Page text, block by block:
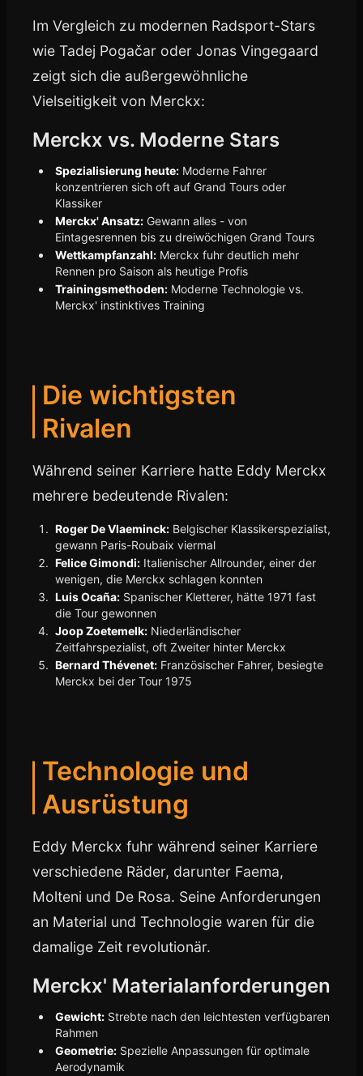
Im Vergleich zu modernen Radsport-Stars
wie Tadej Pogačar oder Jonas Vingegaard
zeigt sich die außergewöhnliche
Vielseitigkeit von Merckx:
Merckx vs. Moderne Stars
Spezialisierung heute: Moderne Fahrer
konzentrieren sich oft auf Grand Tours oder
Klassiker
Merckx' Ansatz: Gewann alles - von
Eintagesrennen bis zu dreiwöchigen Grand Tours
Wettkampfanzahl: Merckx fuhr deutlich mehr
Rennen pro Saison als heutige Profis
Trainingsmethoden: Moderne Technologie vs.
Merckx' instinktives Training
Die wichtigsten
Rivalen
Während seiner Karriere hatte Eddy Merckx
mehrere bedeutende Rivalen:
Roger De Vlaeminck: Belgischer Klassikerspezialist,
gewann Paris-Roubaix viermal
Felice Gimondi: Italienischer Allrounder, einer der
wenigen, die Merckx schlagen konnten
Luis Ocaña: Spanischer Kletterer, hätte 1971 fast
die Tour gewonnen
Joop Zoetemelk: Niederländischer
Zeitfahrspezialist, oft Zweiter hinter Merckx
Bernard Thévenet: Französischer Fahrer, besiegte
Merckx bei der Tour 1975
Technologie und
Ausrüstung
Eddy Merckx fuhr während seiner Karriere
verschiedene Räder, darunter Faema,
Molteni und De Rosa. Seine Anforderungen
an Material und Technologie waren für die
damalige Zeit revolutionär.
Merckx' Materialanforderungen
Gewicht: Strebte nach den leichtesten verfügbaren
Rahmen
Geometrie: Spezielle Anpassungen für optimale
Aerodynamik